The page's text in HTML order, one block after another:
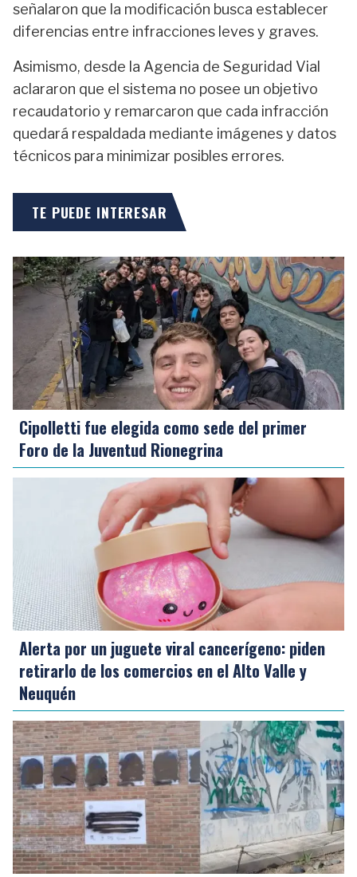
señalaron que la modificación busca establecer
diferencias entre infracciones leves y graves.
Asimismo, desde la Agencia de Seguridad Vial
aclararon que el sistema no posee un objetivo
recaudatorio y remarcaron que cada infracción
quedará respaldada mediante imágenes y datos
técnicos para minimizar posibles errores.
TE PUEDE INTERESAR
Cipolletti fue elegida como sede del primer
Foro de la Juventud Rionegrina
Alerta por un juguete viral cancerígeno: piden
retirarlo de los comercios en el Alto Valle y
Neuquén